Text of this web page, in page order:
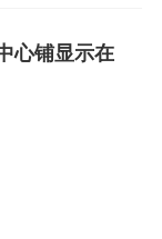
心铺显示在